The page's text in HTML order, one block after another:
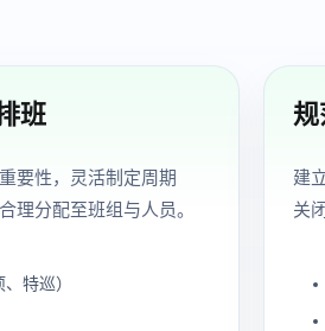
班
要性，灵活制定周期
理分配至班组与人员。
特巡）
建
关